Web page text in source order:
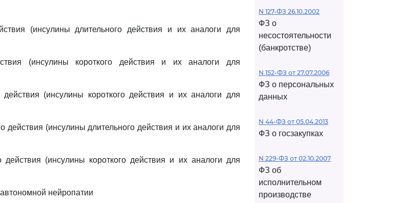
(инсулины длительного действия и их аналоги для
(инсулины короткого действия и их аналоги для
(инсулины короткого действия и их аналоги для
действия (инсулины длительного действия и их аналоги для
действия (инсулины короткого действия и их аналоги для
нейропатии
N 127-ФЗ 26.10.2002
ФЗ о
несостоятельности
(банкротстве)
N 152-ФЗ от 27.07.2006
ФЗ о персональных
данных
N 44-ФЗ от 05.04.2013
ФЗ о госзакупках
N 229-ФЗ от 02.10.2007
ФЗ об
исполнительном
производстве